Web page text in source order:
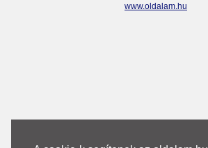
www.oldalam.hu